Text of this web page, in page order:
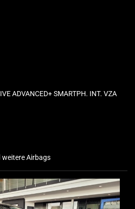
ADVANCED+ SMARTPH. INT. VZA
weitere Airbags